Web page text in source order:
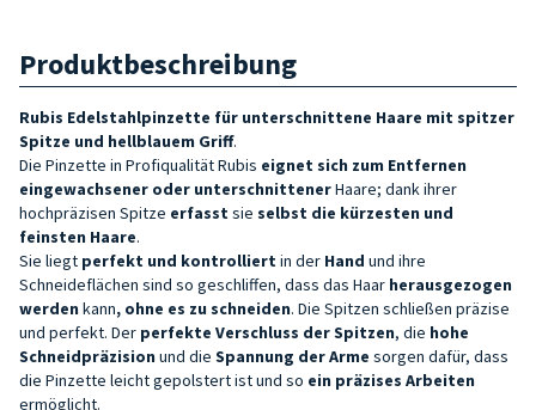
Produktbeschreibung
Rubis Edelstahlpinzette für unterschnittene Haare mit spitzer
Spitze und hellblauem Griff.
Die Pinzette in ProfiqualitätRubis eignet sich zum Entfernen
eingewachsener oder unterschnittenerHaare; dank ihrer
hochpräzisen Spitze erfasst sie selbst die kürzesten und
feinsten Haare.
Sie liegt perfekt und kontrolliert in der Hand und ihre
Schneideflächen sind so geschliffen, dass das Haar herausgezogen
werden kann, ohne es zu schneiden. Die Spitzen schließen präzise
und perfekt. Der perfekte Verschluss der Spitzen, die hohe
Schneidpräzision und die Spannung der Arme sorgen dafür, dass
die Pinzette leicht gepolstert ist und so ein präzises Arbeiten
ermöglicht.